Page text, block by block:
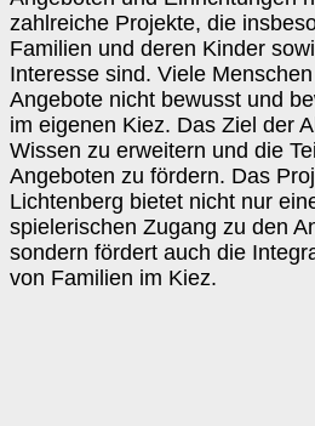
zahlreiche Projekte, die
Familien und deren Kinder
Interesse sind. Viele
Angebote nicht bewusst und
im eigenen Kiez. Das Ziel der
Wissen zu erweitern und die
Angeboten zu fördern. Das
Lichtenberg bietet nicht nur
spielerischen Zugang zu den
sondern fördert auch die
von Familien im Kiez.